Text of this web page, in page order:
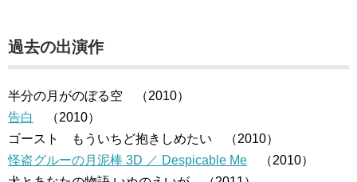
過去の出演作
半分の月がのぼる空 （2010）
告白
（2010）
ゴースト もういちど抱きしめたい （2010）
怪盗グルーの月泥棒 3D ／ Despicable Me （2010）